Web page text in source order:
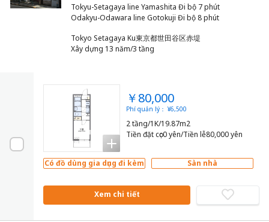
Tokyu-Setagaya line Yamashita Đi bộ 7 phút
Tokyo Setagaya Ku東京都世田谷区赤堤
Xây dựng 13 năm/3 tầng
￥80,000
Phí quản lý： ¥6,500
2 tầng/1K/19.87m2
Tiền đặt cọc0 yên/Tiền lễ80,000 yên
Có đồ dùng gia dụng đi kèm Sàn nhà
Xem chi tiết